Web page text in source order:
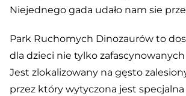
UKS „Millenium”
Niejednego gada udało nam sie
Park Ruchomych Dinozaurów to
dla dzieci nie tylko
Jest zlokalizowany na gęsto
przez który wytyczona jest specjalna